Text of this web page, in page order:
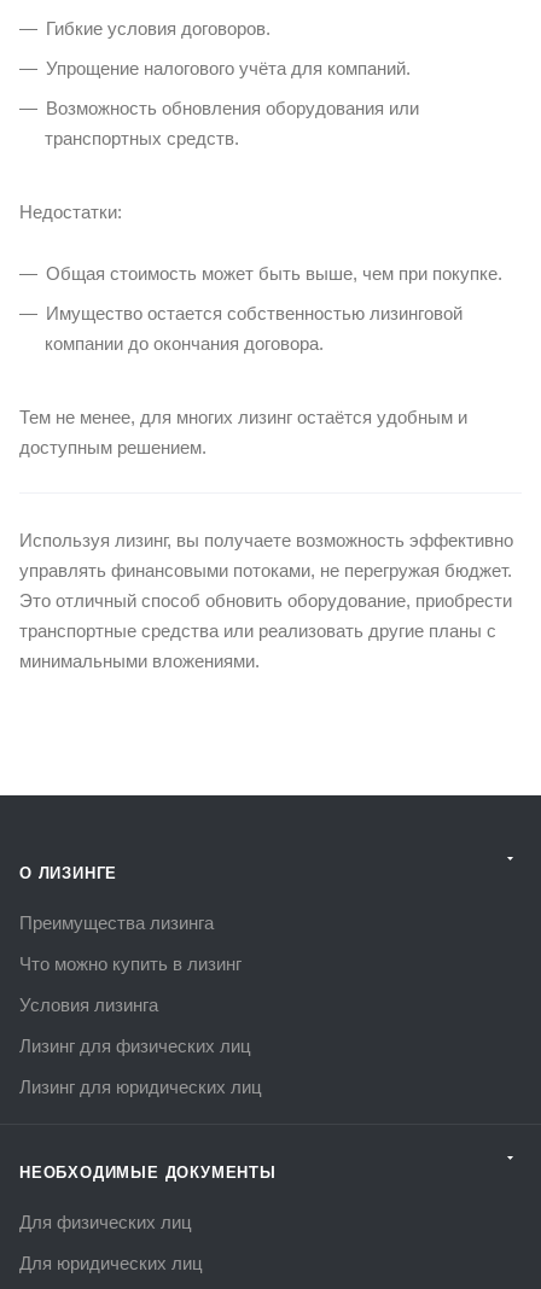
Гибкие условия договоров.
Упрощение налогового учёта для компаний.
Возможность обновления оборудования или
транспортных средств.
Недостатки:
Общая стоимость может быть выше, чем при покупке.
Имущество остается собственностью лизинговой
компании до окончания договора.
Тем не менее, для многих лизинг остаётся удобным и
доступным решением.
Используя лизинг, вы получаете возможность эффективно
управлять финансовыми потоками, не перегружая бюджет.
Это отличный способ обновить оборудование, приобрести
транспортные средства или реализовать другие планы с
минимальными вложениями.
О ЛИЗИНГЕ
Преимущества лизинга
Что можно купить в лизинг
Условия лизинга
Лизинг для физических лиц
Лизинг для юридических лиц
НЕОБХОДИМЫЕ ДОКУМЕНТЫ
Для физических лиц
Для юридических лиц